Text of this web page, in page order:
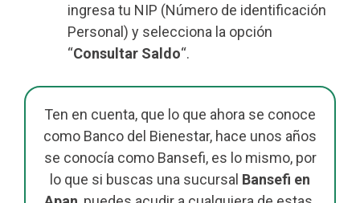
ingresa tu NIP (Número de identificación
Personal) y selecciona la opción
“Consultar Saldo“.
Ten en cuenta, que lo que ahora se conoce
como Banco del Bienestar, hace unos años
se conocía como Bansefi, es lo mismo, por
lo que si buscas una sucursal Bansefi en